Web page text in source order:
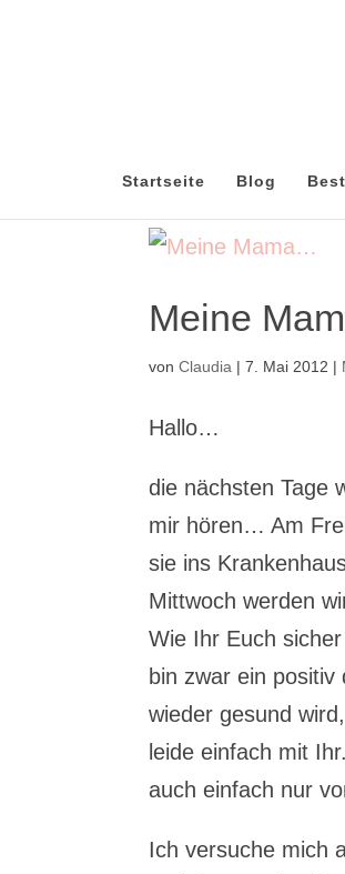
Startseite Blog
Meine
vonClaudia |7. Mai 2012 |
Hallo…
die nächsten Tage
mir hören… Am
sie ins
Mittwoch werden
Wie Ihr Euch
bin zwar ein
wieder gesund
leide einfach mit
auch einfach nur
Ich versuche mich